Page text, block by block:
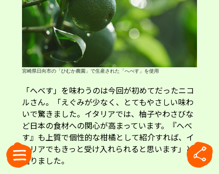
宮崎県日向市の「ひむか農園」で生産された「へべす」を使用
「へべす」を味わうのは今回が初めてだったニコ
ルさん。「えぐみが少なく、とてもやさしい味わ
いで驚きました。イタリアでは、柚子やわさびな
ど日本の食材への関心が高まっています。『へべ
す』も上質で個性的な柑橘として紹介すれば、イ
タリアでもきっと受け入れられると思います」と
語りました。